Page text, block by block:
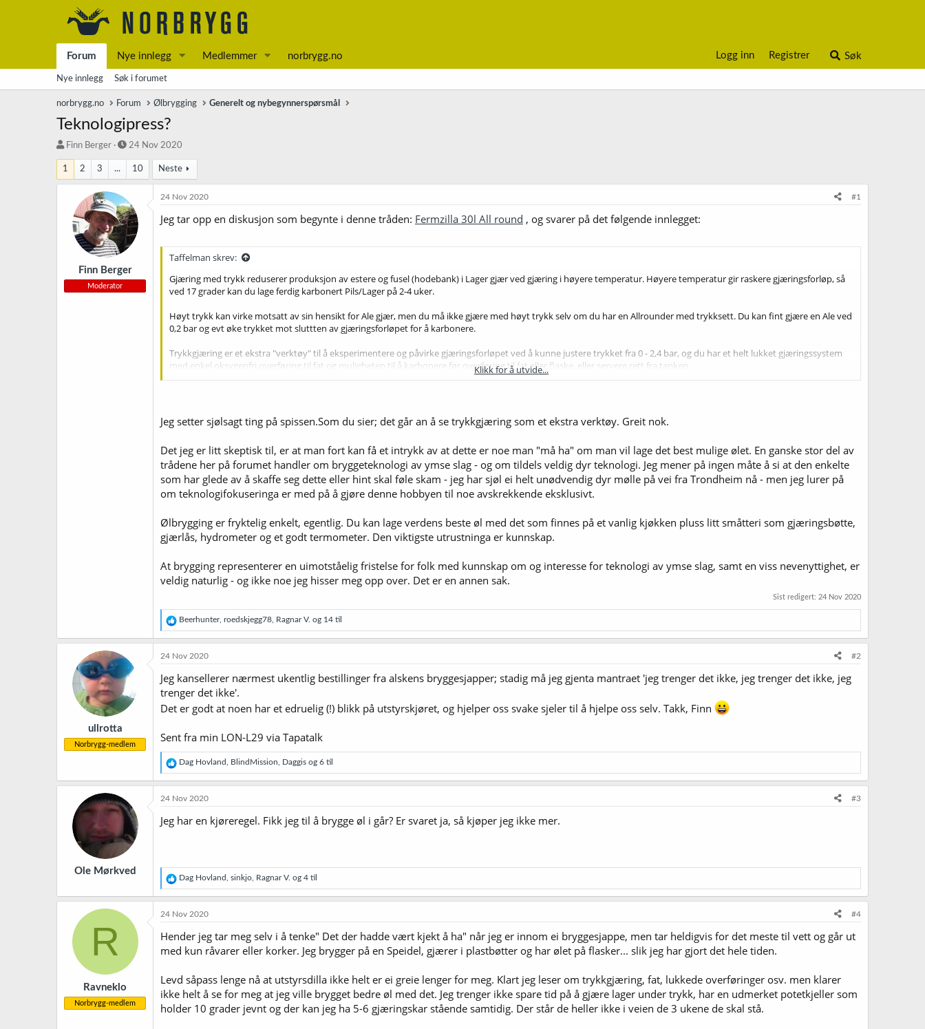
Forum Nye innlegg Medlemmer norbrygg.no Logg inn Registrer Søk
Nye innlegg Søk i forumet
norbrygg.no Forum Ølbrygging Generelt og nybegynnerspørsmål
Teknologipress?
T
r
å
d
Finn Berger
S
r
d
a
t
o
24 Nov 2020
1 2 3 ... 10 Neste
Finn Berger
Moderator
24 Nov 2020 #1
Jeg tar opp en diskusjon som begynte i denne tråden: Fermzilla 30l All round , og svarer på det følgende innlegget:
Taffelman skrev:
Gjæring med trykk reduserer produksjon av estere og fusel (hodebank) i Lager gjær ved gjæring i høyere temperatur. Høyere temperatur gir raskere gjæringsforløp, så
ved 17 grader kan du lage ferdig karbonert Pils/Lager på 2-4 uker.
Høyt trykk kan virke motsatt av sin hensikt for Ale gjær, men du må ikke gjære med høyt trykk selv om du har en Allrounder med trykksett. Du kan fint gjære en Ale ved
0,2 bar og evt øke trykket mot sluttten av gjæringsforløpet for å karbonere.
Trykkgjæring er et ekstra "verktøy" til å eksperimentere og påvirke gjæringsforløpet ved å kunne justere trykket fra 0 - 2,4 bar, og du har et helt lukket gjæringssystem
med enkel oksygenfri overføring til fat og muligheten til å karbonere før overføring til fat eller flaske, eller servere rett fra tanken.
Klikk for å utvide...
Jeg setter sjølsagt ting på spissen.Som du sier; det går an å se trykkgjæring som et ekstra verktøy. Greit nok.
Det jeg er litt skeptisk til, er at man fort kan få et intrykk av at dette er noe man "må ha" om man vil lage det best mulige ølet. En ganske stor del av
trådene her på forumet handler om bryggeteknologi av ymse slag - og om tildels veldig dyr teknologi. Jeg mener på ingen måte å si at den enkelte
som har glede av å skaffe seg dette eller hint skal føle skam - jeg har sjøl ei helt unødvendig dyr mølle på vei fra Trondheim nå - men jeg lurer på
om teknologifokuseringa er med på å gjøre denne hobbyen til noe avskrekkende eksklusivt.
Ølbrygging er fryktelig enkelt, egentlig. Du kan lage verdens beste øl med det som finnes på et vanlig kjøkken pluss litt småtteri som gjæringsbøtte,
gjærlås, hydrometer og et godt termometer. Den viktigste utrustninga er kunnskap.
At brygging representerer en uimotståelig fristelse for folk med kunnskap om og interesse for teknologi av ymse slag, samt en viss nevenyttighet, er
veldig naturlig - og ikke noe jeg hisser meg opp over. Det er en annen sak.
Sist redigert: 24 Nov 2020
R
e
a
j
o
n
e
Beerhunter, roedskjegg78 Ragnar V. og 14 til
ullrotta
Norbrygg-medlem
24 Nov 2020 #2
Jeg kansellerer nærmest ukentlig bestillinger fra alskens bryggesjapper; stadig må jeg gjenta mantraet 'jeg trenger det ikke, jeg trenger det ikke, jeg
trenger det ikke'.
Det er godt at noen har et edruelig (!) blikk på utstyrskjøret, og hjelper oss svake sjeler til å hjelpe oss selv. Takk, Finn
Sent fra min LON-L29 via Tapatalk
R
e
a
j
o
Dag Hovland BlindMission Daggis og 6 til
Ole Mørkved
24 Nov 2020 #3
Jeg har en kjøreregel. Fikk jeg til å brygge øl i går? Er svaret ja, så kjøper jeg ikke mer.
R
e
a
o
n
Dag Hovland sinkjo Ragnar V. og 4 til
R
Ravneklo
Norbrygg-medlem
24 Nov 2020 #4
Hender jeg tar meg selv i å tenke" Det der hadde vært kjekt å ha" når jeg er innom ei bryggesjappe, men tar heldigvis for det meste til vett og går ut
med kun råvarer eller korker. Jeg brygger på en Speidel, gjærer i plastbøtter og har ølet på flasker... slik jeg har gjort det hele tiden.
Levd såpass lenge nå at utstyrsdilla ikke helt er ei greie lenger for meg. Klart jeg leser om trykkgjæring, fat, lukkede overføringer osv. men klarer
ikke helt å se for meg at jeg ville brygget bedre øl med det. Jeg trenger ikke spare tid på å gjære lager under trykk, har en udmerket potetkjeller som
holder 10 grader jevnt og der kan jeg ha 5-6 gjæringskar stående samtidig. Der står de heller ikke i veien de 3 ukene de skal stå.